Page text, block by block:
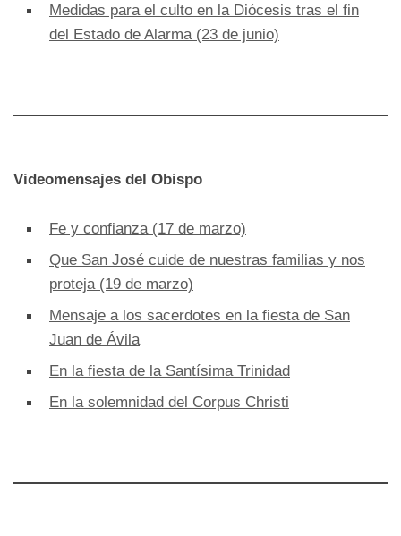
Medidas para el culto en la Diócesis tras el fin
del Estado de Alarma (23 de junio)
Videomensajes del Obispo
Fe y confianza (17 de marzo)
Que San José cuide de nuestras familias y nos
proteja (19 de marzo)
Mensaje a los sacerdotes en la fiesta de San
Juan de Ávila
En la fiesta de la Santísima Trinidad
En la solemnidad del Corpus Christi